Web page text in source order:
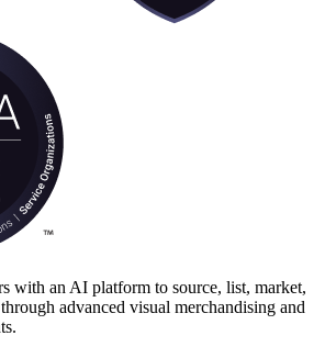
with an AI platform to source, list, market,
advanced visual merchandising and